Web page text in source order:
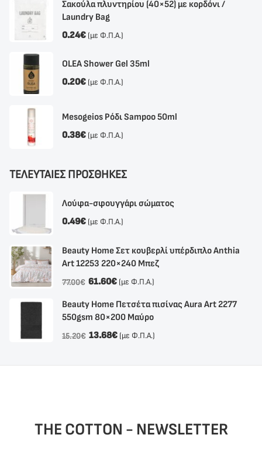
Σακούλα πλυντηρίου (40×52) με κορδόνι /
Laundry Bag
0.24€ (με Φ.Π.Α.)
OLEA Shower Gel 35ml
0.20€ (με Φ.Π.Α.)
Mesogeios Ρόδι Sampoo 50ml
0.38€ (με Φ.Π.Α.)
ΤΕΛΕΥΤΑΙΕΣ ΠΡΟΣΘΗΚΕΣ
Λούφα-σφουγγάρι σώματος
0.49€ (με Φ.Π.Α.)
Beauty Home Σετ κουβερλί υπέρδιπλο Anthia
Αrt 12253 220×240 Μπεζ
77.00€ 61.60€ (με Φ.Π.Α.)
Beauty Home Πετσέτα πισίνας Aura Art 2277
550gsm 80×200 Μαύρο
15.20€ 13.68€ (με Φ.Π.Α.)
THE COTTON - NEWSLETTER